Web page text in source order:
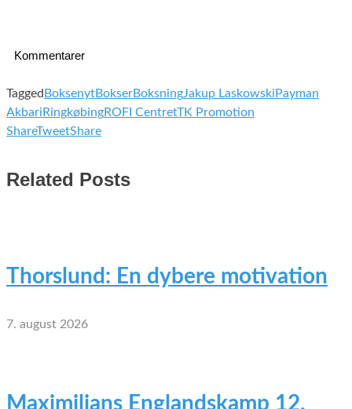
Kommentarer
Tagged BoksenytBokserBoksningJakup Laskowski Payman
Akbari RingkøbingROFI CentretTK Promotion
ShareTweetShare
Related Posts
Thorslund: En dybere motivation
7. august 2026
Maximilians Englandskamp 12.